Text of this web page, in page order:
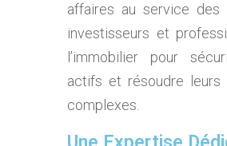
affaires au service des
investisseurs et
l’immobilier pour
actifs et résoudre leurs
complexes.